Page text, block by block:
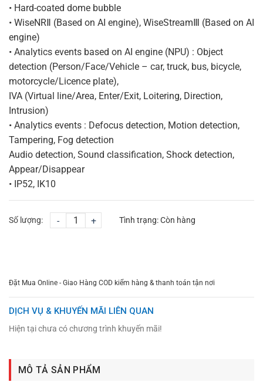
• Hard-coated dome bubble
• WiseNRⅡ (Based on AI engine), WiseStreamⅢ (Based on AI
engine)
• Analytics events based on AI engine (NPU) : Object
detection (Person/Face/Vehicle – car, truck, bus, bicycle,
motorcycle/Licence plate),
IVA (Virtual line/Area, Enter/Exit, Loitering, Direction,
Intrusion)
• Analytics events : Defocus detection, Motion detection,
Tampering, Fog detection
Audio detection, Sound classification, Shock detection,
Appear/Disappear
• IP52, IK10
Số lượng: - + Tình trạng:Còn hàng
Đặt Mua Online - Giao Hàng COD kiểm hàng & thanh toán tận nơi
DỊCH VỤ & KHUYẾN MÃI LIÊN QUAN
Hiện tại chưa có chương trình khuyến mãi!
MÔ TẢ SẢN PHẨM